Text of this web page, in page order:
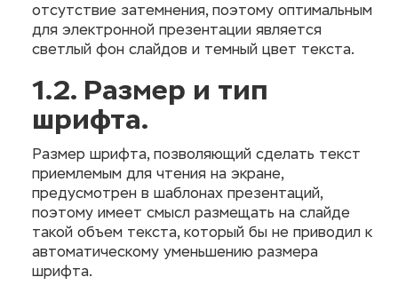
отсутствие затемнения, поэтому оптимальным
для электронной презентации является
светлый фон слайдов и темный цвет текста.
1.2. Размер и тип
шрифта.
Размер шрифта, позволяющий сделать текст
приемлемым для чтения на экране,
предусмотрен в шаблонах презентаций,
поэтому имеет смысл размещать на слайде
такой объем текста, который бы не приводил к
автоматическому уменьшению размера
шрифта.